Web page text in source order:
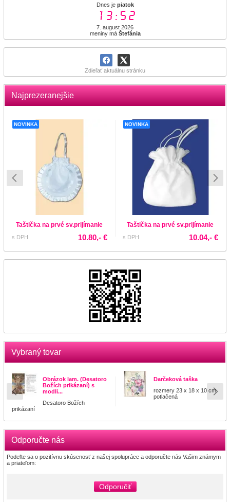
Dnes je piatok
13:52
7. august 2026
meniny má Štefánia
Zdieľať aktuálnu stránku
Najprezeranejšie
NOVINKA
Taštička na prvé sv.prijímanie
s DPH 10.80,- €
NOVINKA
Taštička na prvé sv.prijímanie
s DPH 10.04,- €
Vybraný tovar
Obrázok lam. (Desatoro
Božích prikázaní) s
modli...
Desatoro Božích
prikázaní
Darčeková taška
rozmery 23 x 18 x 10 cm
potlačená
Odporučte nás
Podeľte sa o pozitívnu skúsenosť z našej spolupráce a odporučte nás Vašim známym
a priateľom:
Odporučiť